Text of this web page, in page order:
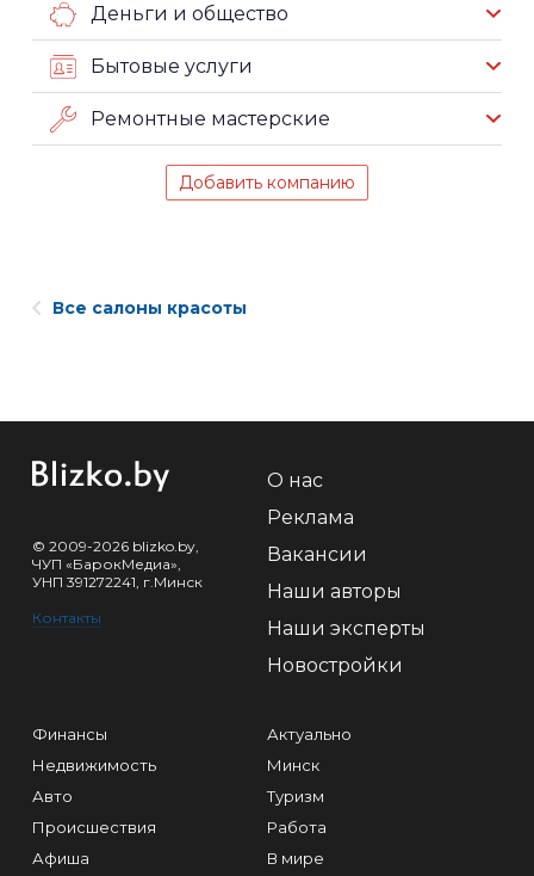
Деньги и общество
Бытовые услуги
Ремонтные мастерские
Добавить компанию
Все салоны красоты
© 2009-2026 blizko.by,
ЧУП «БарокМедиа»,
УНП 391272241, г.Минск
Контакты
О нас
Реклама
Вакансии
Наши авторы
Наши эксперты
Новостройки
Финансы
Недвижимость
Авто
Происшествия
Афиша
Актуально
Минск
Туризм
Работа
В мире